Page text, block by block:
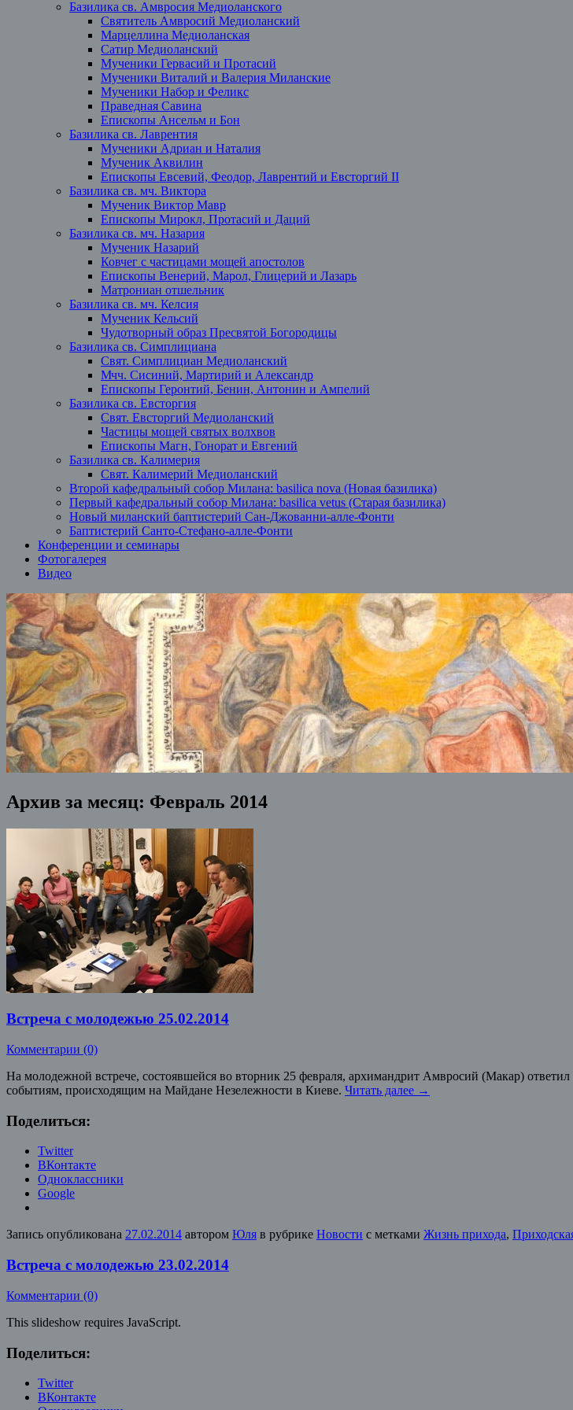
Базилика св. Амвросия Медиоланского
Святитель Амвросий Медиоланский
Марцеллина Медиоланская
Сатир Медиоланский
Мученики Гервасий и Протасий
Мученики Виталий и Валерия Миланские
Мученики Набор и Феликс
Праведная Савина
Епископы Ансельм и Бон
Базилика св. Лаврентия
Мученики Адриан и Наталия
Мученик Аквилин
Епископы Евсевий, Феодор, Лаврентий и Евсторгий II
Базилика св. мч. Виктора
Мученик Виктор Мавр
Епископы Мирокл, Протасий и Даций
Базилика св. мч. Назария
Мученик Назарий
Ковчег с частицами мощей апостолов
Епископы Венерий, Марол, Глицерий и Лазарь
Матрониан отшельник
Базилика св. мч. Келсия
Мученик Кельсий
Чудотворный образ Пресвятой Богородицы
Базилика св. Симплициана
Свят. Симплициан Медиоланский
Мчч. Сисиний, Мартирий и Александр
Епископы Геронтий, Бенин, Антонин и Ампелий
Базилика св. Евсторгия
Свят. Евсторгий Медиоланский
Частицы мощей святых волхвов
Епископы Магн, Гонорат и Евгений
Базилика св. Калимерия
Свят. Калимерий Медиоланский
Второй кафедральный собор Милана: basilica nova (Новая базилика)
Первый кафедральный собор Милана: basilica vetus (Старая базилика)
Новый миланский баптистерий Сан-Джованни-алле-Фонти
Баптистерий Санто-Стефано-алле-Фонти
Конференции и семинары
Фотогалерея
Видео
Архив за месяц: Февраль 2014
Встреча с молодежью 25.02.2014
Комментарии (0)
На молодежной встрече, состоявшейся во вторник 25 февраля, архимандрит Амвросий (Макар)
событиям, происходящим на Майдане Незележности в Киеве. Читать далее →
Поделиться:
Twitter
ВКонтакте
Одноклассники
Google
Запись опубликована 27.02.2014 автором Юля в рубрике Новости с метками Жизнь прихода,
Встреча с молодежью 23.02.2014
Комментарии (0)
This slideshow requires JavaScript.
Поделиться:
Twitter
ВКонтакте